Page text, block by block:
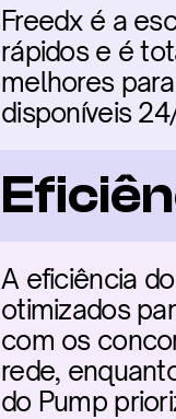
Freedx é a
rápidos e é
melhores
disponíveis
A eficiência
otimizados
com os
rede,
do Pump